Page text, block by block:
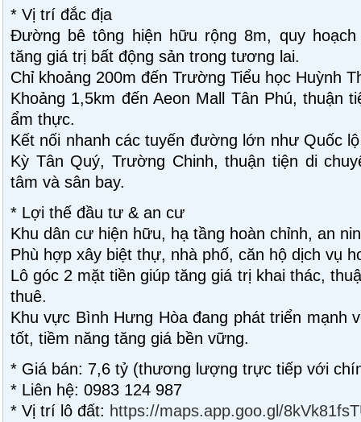
* Vị trí đắc địa
Đường bê tông hiện hữu rộng 8m, quy
tăng giá trị bất động sản trong tương lai.
Chỉ khoảng 200m đến Trường Tiểu học Huỳnh
Khoảng 1,5km đến Aeon Mall Tân Phú, thuận
ẩm thực.
Kết nối nhanh các tuyến đường lớn như Quốc
Kỳ Tân Quý, Trường Chinh, thuận tiện di
tâm và sân bay.
* Lợi thế đầu tư & an cư
Khu dân cư hiện hữu, hạ tầng hoàn chỉnh, an
Phù hợp xây biệt thự, nhà phố, căn hộ dịch vụ
Lô góc 2 mặt tiền giúp tăng giá trị khai thác,
thuê.
Khu vực Bình Hưng Hòa đang phát triển mạnh
tốt, tiềm năng tăng giá bền vững.
* Giá bán: 7,6 tỷ (thương lượng trực tiếp với
* Liên hệ: 0983 124 987
* Vị trí lô đất: https://maps.app.goo.gl/